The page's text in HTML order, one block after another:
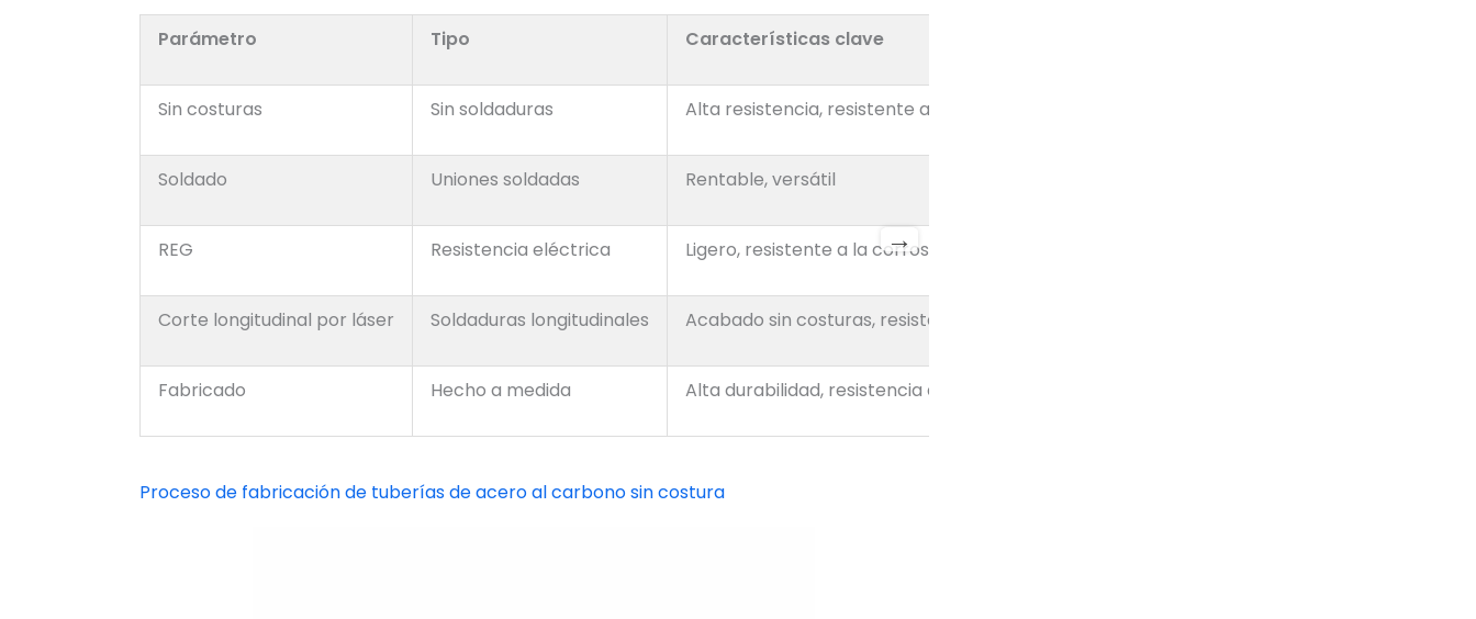
Parámetro Tipo Características clave
Sin costuras Sin soldaduras Alta resistencia, resistente al estrés
Soldado Uniones soldadas Rentable, versátil
REG Resistencia eléctrica Ligero, resistente a la corrosión
Corte longitudinal por láser Soldaduras longitudinales Acabado sin costuras, resistente al óxido
Fabricado Hecho a medida Alta durabilidad, resistencia a la tracción
→
Proceso de fabricación de tuberías de acero al carbono sin costura